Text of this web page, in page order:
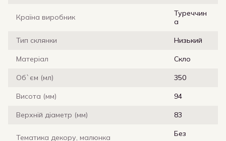
Країна виробник
Туреччин
а
Тип склянки Низький
Матеріал Скло
Об`єм (мл) 350
Висота (мм) 94
Верхній діаметр (мм) 83
Тематика декору, малюнка
Без